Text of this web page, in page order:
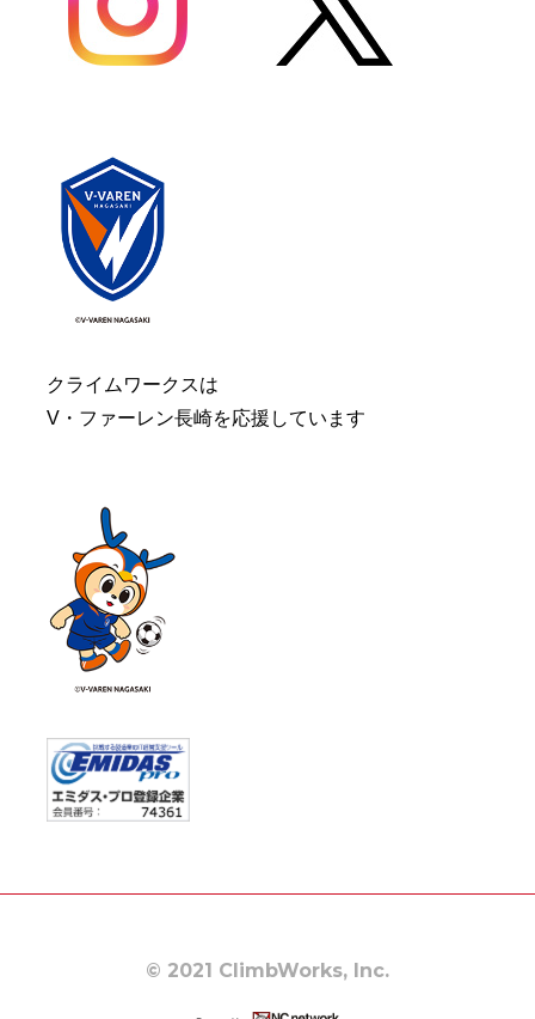
クライムワークスは
V・ファーレン長崎を応援しています
© 2021 ClimbWorks, Inc.